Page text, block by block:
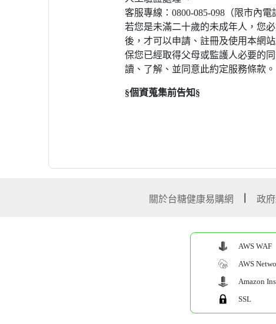
關於台糖健康易購網 政
AWS WAF
AWS
Amazon
SSL